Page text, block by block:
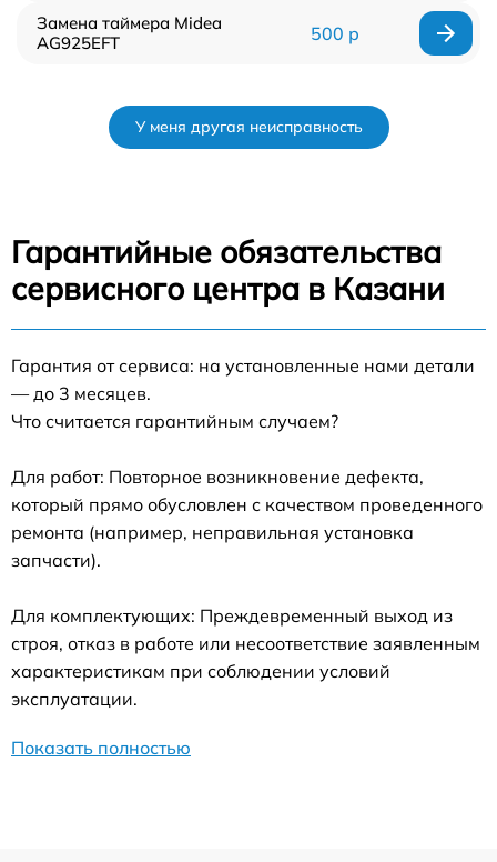
Замена таймера Midea
AG925EFT
500 р
У меня другая неисправность
Гарантийные обязательства
сервисного центра в Казани
Гарантия от сервиса: на установленные нами детали
— до 3 месяцев.
Что считается гарантийным случаем?
Для работ: Повторное возникновение дефекта,
который прямо обусловлен с качеством проведенного
ремонта (например, неправильная установка
запчасти).
Для комплектующих: Преждевременный выход из
строя, отказ в работе или несоответствие заявленным
характеристикам при соблюдении условий
эксплуатации.
Показать полностью